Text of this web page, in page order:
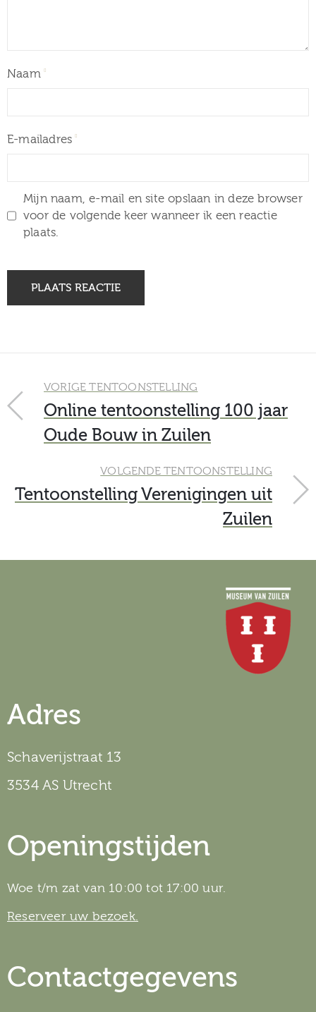
Naam
E-mailadres
Mijn naam, e-mail en site opslaan in deze browser
voor de volgende keer wanneer ik een reactie
plaats.
VORIGE TENTOONSTELLING
Online tentoonstelling 100 jaar
Oude Bouw in Zuilen
VOLGENDE TENTOONSTELLING
Tentoonstelling Verenigingen uit
Zuilen
Adres
Schaverijstraat 13
3534 AS Utrecht
Openingstijden
Woe t/m zat van 10:00 tot 17:00 uur.
Reserveer uw bezoek.
Contactgegevens